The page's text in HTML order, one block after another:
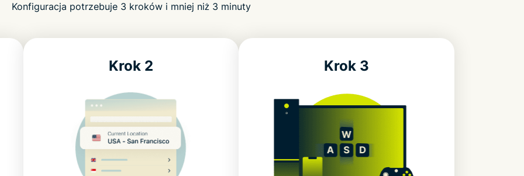
Konfiguracja potrzebuje 3 kroków i mniej niż 3 minuty
Krok 2 Krok 3